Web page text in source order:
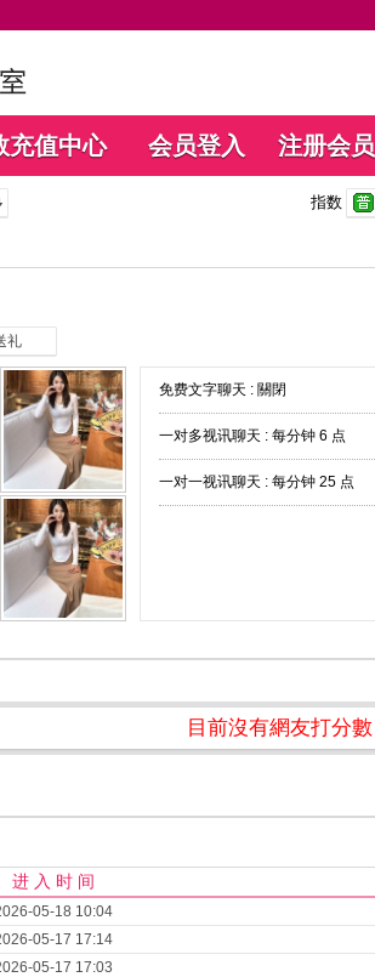
充值中心 会员登入 注册会员
指数
礼
免费文字聊天 : 關閉
一对多视讯聊天 : 每分钟 6 点
一对一视讯聊天 : 每分钟 25 点
目前沒有網友打分數
进 入 时 间
05-18 10:04
05-17 17:14
05-17 17:03